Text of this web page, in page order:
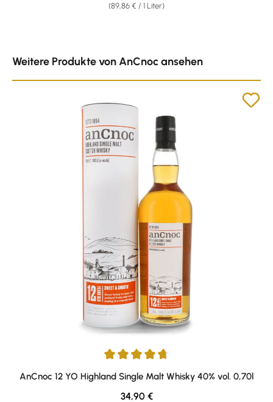
(89,86 € / 1 Liter)
Weitere Produkte von AnCnoc ansehen
Durchschnittliche Bewertung von 4.65 von 5 Sternen
AnCnoc 12 YO Highland Single Malt Whisky 40% vol. 0,70l
Regulärer Preis:
34,90 €